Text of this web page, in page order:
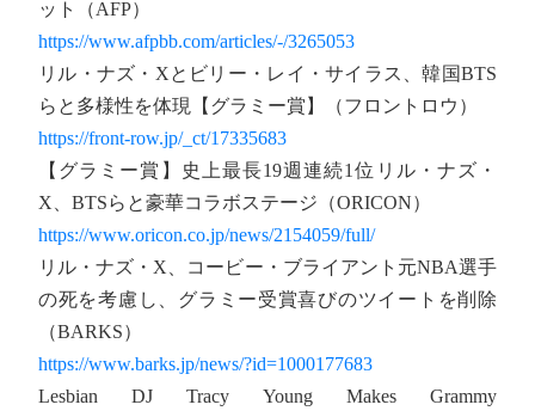
ット（AFP）
https://www.afpbb.com/articles/-/3265053
リル・ナズ・Xとビリー・レイ・サイラス、韓国BTS
らと多様性を体現【グラミー賞】（フロントロウ）
https://front-row.jp/_ct/17335683
【グラミー賞】史上最長19週連続1位リル・ナズ・
X、BTSらと豪華コラボステージ（ORICON）
https://www.oricon.co.jp/news/2154059/full/
リル・ナズ・X、コービー・ブライアント元NBA選手
の死を考慮し、グラミー受賞喜びのツイートを削除
（BARKS）
https://www.barks.jp/news/?id=1000177683
Lesbian DJ Tracy Young Makes Grammy